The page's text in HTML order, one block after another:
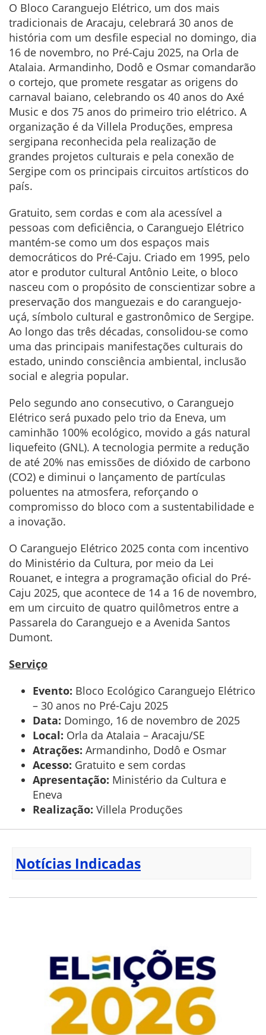
O Bloco Caranguejo Elétrico, um dos mais
tradicionais de Aracaju, celebrará 30 anos de
história com um desfile especial no domingo, dia
16 de novembro, no Pré-Caju 2025, na Orla de
Atalaia. Armandinho, Dodô e Osmar comandarão
o cortejo, que promete resgatar as origens do
carnaval baiano, celebrando os 40 anos do Axé
Music e dos 75 anos do primeiro trio elétrico. A
organização é da Villela Produções, empresa
sergipana reconhecida pela realização de
grandes projetos culturais e pela conexão de
Sergipe com os principais circuitos artísticos do
país.
Gratuito, sem cordas e com ala acessível a
pessoas com deficiência, o Caranguejo Elétrico
mantém-se como um dos espaços mais
democráticos do Pré-Caju. Criado em 1995, pelo
ator e produtor cultural Antônio Leite, o bloco
nasceu com o propósito de conscientizar sobre a
preservação dos manguezais e do caranguejo-
uçá, símbolo cultural e gastronômico de Sergipe.
Ao longo das três décadas, consolidou-se como
uma das principais manifestações culturais do
estado, unindo consciência ambiental, inclusão
social e alegria popular.
Pelo segundo ano consecutivo, o Caranguejo
Elétrico será puxado pelo trio da Eneva, um
caminhão 100% ecológico, movido a gás natural
liquefeito (GNL). A tecnologia permite a redução
de até 20% nas emissões de dióxido de carbono
(CO2) e diminui o lançamento de partículas
poluentes na atmosfera, reforçando o
compromisso do bloco com a sustentabilidade e
a inovação.
O Caranguejo Elétrico 2025 conta com incentivo
do Ministério da Cultura, por meio da Lei
Rouanet, e integra a programação oficial do Pré-
Caju 2025, que acontece de 14 a 16 de novembro,
em um circuito de quatro quilômetros entre a
Passarela do Caranguejo e a Avenida Santos
Dumont.
Serviço
Evento: Bloco Ecológico Caranguejo Elétrico
– 30 anos no Pré-Caju 2025
Data: Domingo, 16 de novembro de 2025
Local: Orla da Atalaia – Aracaju/SE
Atrações: Armandinho, Dodô e Osmar
Acesso: Gratuito e sem cordas
Apresentação: Ministério da Cultura e
Eneva
Realização: Villela Produções
Notícias Indicadas